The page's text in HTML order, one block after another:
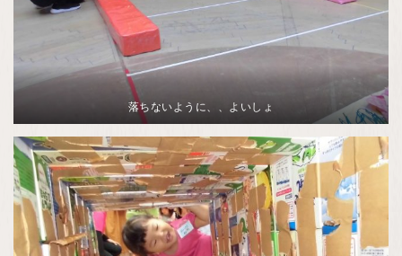
落ちないように、、よいしょ